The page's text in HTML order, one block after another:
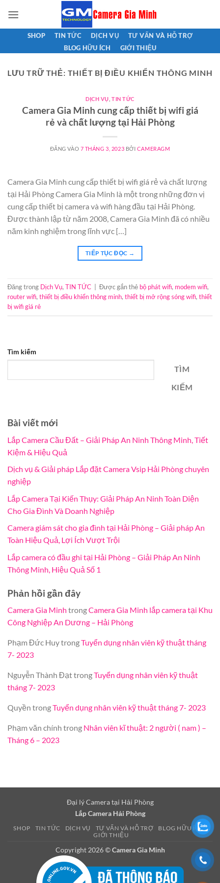
qua
nội
SHOP TIN TỨC DỊCH VỤ
TƯ VẤN VÀ HỖ TRỢ
BLOG HỮU ÍCH
GIỚI THIỆU
LƯU TRỮ THẺ: THIẾT BỊ ĐIỀU KHIỂN THÔNG MINH
DỊCH VỤ ,TIN TỨC
Camera Gia Minh cung cấp thiết bị wifi giá
rẻ và chất lượng tại Hải Phòng
ĐĂNG VÀO 7 THÁNG 3, 2023 BỞI CAMERAGM
Camera Gia Minh cung cấp thiết bị wifi giá rẻ và chất lượng
tại Hải Phòng Camera Gia Minh là một trong những đơn vị
cung cấp thiết bị camera và wifi hàng đầu tại Hải Phòng.
Được thành lập từ năm 2008, Camera Gia Minh đã có nhiều
năm kinh nghiệm trong lĩnh vực […]
TIẾP TỤC ĐỌC →
Đăng trong Dịch Vụ, TIN TỨC Được gắn thẻ bộ phát wifi, modem wifi,
router wifi, thiết bị điều khiển thông minh, thiết bị mở rộng sóng wifi, thiết
bị wifi giá rẻ
Tìm kiếm
TÌM
KIẾM
Bài viết mới
Lắp Camera Cầu Đất – Giải Pháp An Ninh Thông Minh, Tiết
Kiệm & Hiệu Quả
Dịch vụ & Giải pháp Lắp đặt Camera Vsip Hải Phòng chuyên
nghiệp
Lắp Camera Tại Kiến Thụy: Giải Pháp An Ninh Toàn Diện
Cho Gia Đình Và Doanh Nghiệp
Camera giám sát cho gia đình tại Hải Phòng – Giải pháp An
Toàn Hiệu Quả, Lợi Ích Vượt Trội
Lắp camera có đầu ghi tại Hải Phòng – Giải Pháp An Ninh
Thông Minh, Hiệu Quả Số 1
Phản hồi gần đây
Camera Gia Minh trongCamera Gia Minh lắp camera tại Khu
Công Nghiệp An Dương – Hải Phòng
Phạm Đức HuytrongTuyển dụng nhân viên kỹ thuật tháng
7- 2023
Nguyễn Thành ĐạttrongTuyển dụng nhân viên kỹ thuật
tháng 7- 2023
Quyền trongTuyển dụng nhân viên kỹ thuật tháng 7- 2023
Phạm văn chính trong Nhân viên kĩ thuật: 2 người ( nam ) –
Tháng 6 – 2023
Đại lý Camera tại Hải Phòng
Lắp Camera Hải Phòng
SHOP TIN TỨC DỊCH VỤ TƯ VẤN VÀ HỖ TRỢ
BLOG HỮU ÍCH
GIỚI THIỆU
Copyright 2026 ©Camera Gia Minh